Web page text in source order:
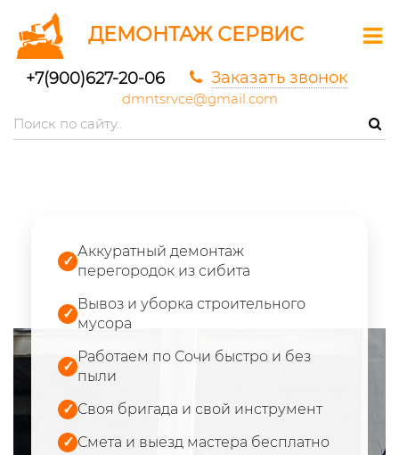
ДЕМОНТАЖ СЕРВИС
+7(900)627-20-06
dmntsrvce@gmail.com
Заказать звонок
✓
Аккуратный демонтаж
перегородок из сибита
✓
Вывоз и уборка строительного
мусора
✓
Работаем по Сочи быстро и без
пыли
✓ Своя бригада и свой инструмент
✓ Смета и выезд мастера бесплатно